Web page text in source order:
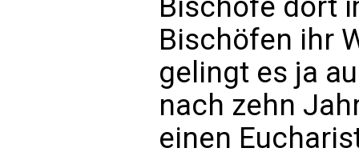
Bischöfen ihr
gelingt es ja
nach zehn
einen